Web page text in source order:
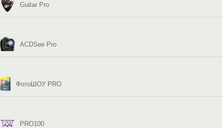
Guitar Pro
ACDSee Pro
ФотоШОУ PRO
PRO100